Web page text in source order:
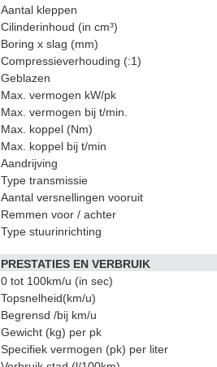
Aantal kleppen
Cilinderinhoud (in cm³)
Boring x slag (mm)
Compressieverhouding (:1)
Geblazen
Max. vermogen kW/pk
Max. vermogen bij t/min.
Max. koppel (Nm)
Max. koppel bij t/min
Aandrijving
Type transmissie
Aantal versnellingen vooruit
Remmen voor / achter
Type stuurinrichting
PRESTATIES EN VERBRUIK
0 tot 100km/u (in sec)
Topsnelheid(km/u)
Begrensd /bij km/u
Gewicht (kg) per pk
Specifiek vermogen (pk) per liter
Alfa Romeo Giulietta 2.0...